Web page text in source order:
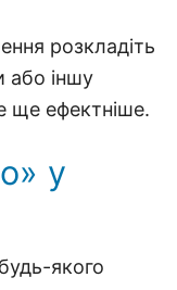
розкладіть
або іншу
ще ефектніше.
у
якого